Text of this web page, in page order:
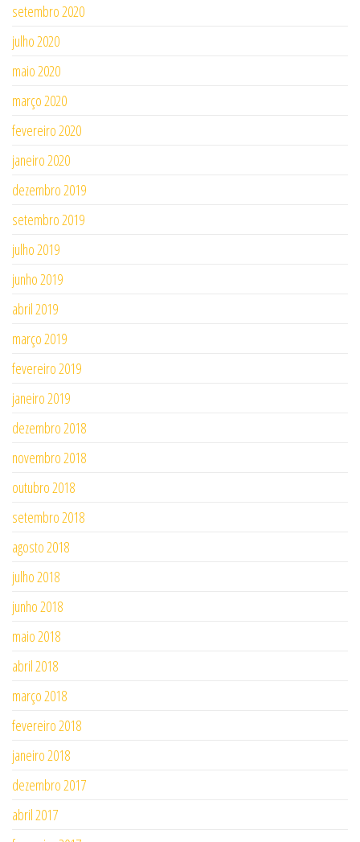
setembro 2020
julho 2020
maio 2020
março 2020
fevereiro 2020
janeiro 2020
dezembro 2019
setembro 2019
julho 2019
junho 2019
abril 2019
março 2019
fevereiro 2019
janeiro 2019
dezembro 2018
novembro 2018
outubro 2018
setembro 2018
agosto 2018
julho 2018
junho 2018
maio 2018
abril 2018
março 2018
fevereiro 2018
janeiro 2018
dezembro 2017
abril 2017